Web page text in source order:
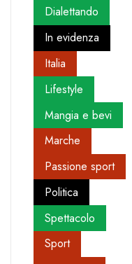
Dialettando
In evidenza
Italia
Lifestyle
Mangia e bevi
Marche
Passione sport
Politica
Spettacolo
Sport